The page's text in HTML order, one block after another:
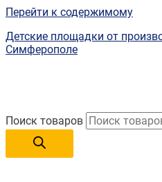
Перейти к содержимому
Детские площадки от
Симферополе
Поиск товаров